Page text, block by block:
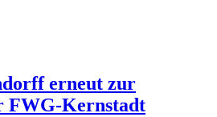
erneut zur
FWG-Kernstadt